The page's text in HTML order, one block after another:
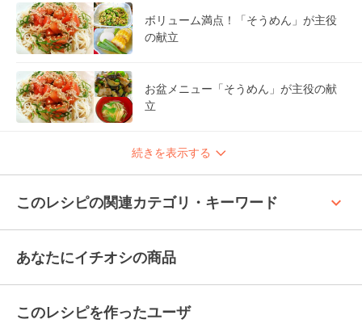
ボリューム満点！「そうめん」が主役
の献立
お盆メニュー「そうめん」が主役の献
立
続きを表示する
このレシピの関連カテゴリ・キーワード keyboard_arrow_up
あなたにイチオシの商品
このレシピを作ったユーザ